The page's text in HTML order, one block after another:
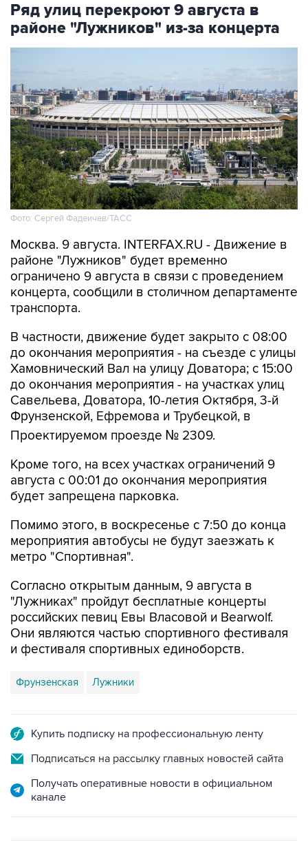
Ряд улиц перекроют 9 августа в
районе "Лужников" из-за концерта
Фото: Сергей Фадеичев/ТАСС
Москва. 9 августа. INTERFAX.RU - Движение в
районе "Лужников" будет временно
ограничено 9 августа в связи с проведением
концерта, сообщили в столичном департаменте
транспорта.
В частности, движение будет закрыто с 08:00
до окончания мероприятия - на съезде с улицы
Хамовнический Вал на улицу Доватора; с 15:00
до окончания мероприятия - на участках улиц
Савельева, Доватора, 10-летия Октября, 3-й
Фрунзенской, Ефремова и Трубецкой, в
Проектируемом проезде № 2309.
Кроме того, на всех участках ограничений 9
августа с 00:01 до окончания мероприятия
будет запрещена парковка.
Помимо этого, в воскресенье с 7:50 до конца
мероприятия автобусы не будут заезжать к
метро "Спортивная".
Согласно открытым данным, 9 августа в
"Лужниках" пройдут бесплатные концерты
российских певиц Евы Власовой и Bearwolf.
Они являются частью спортивного фестиваля
и фестиваля спортивных единоборств.
Фрунзенская Лужники
Купить подписку на профессиональную ленту
Подписаться на рассылку главных новостей сайта
Получать оперативные новости в официальном
канале